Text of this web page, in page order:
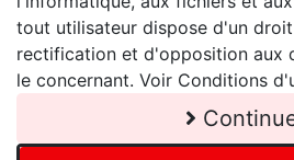
tout utilisateur dispose d'un
rectification et d'opposition aux
le concernant. Voir Conditions